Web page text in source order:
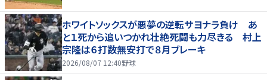
ホワイトソックスが悪夢の逆転サヨナラ負け あ
と１死から追いつかれ壮絶死闘も力尽きる 村上
宗隆は６打数無安打で８月ブレーキ
2026/08/07 12:40野球